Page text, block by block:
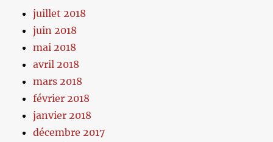
juillet 2018
juin 2018
mai 2018
avril 2018
mars 2018
février 2018
janvier 2018
décembre 2017